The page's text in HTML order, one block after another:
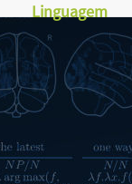
Linguagem